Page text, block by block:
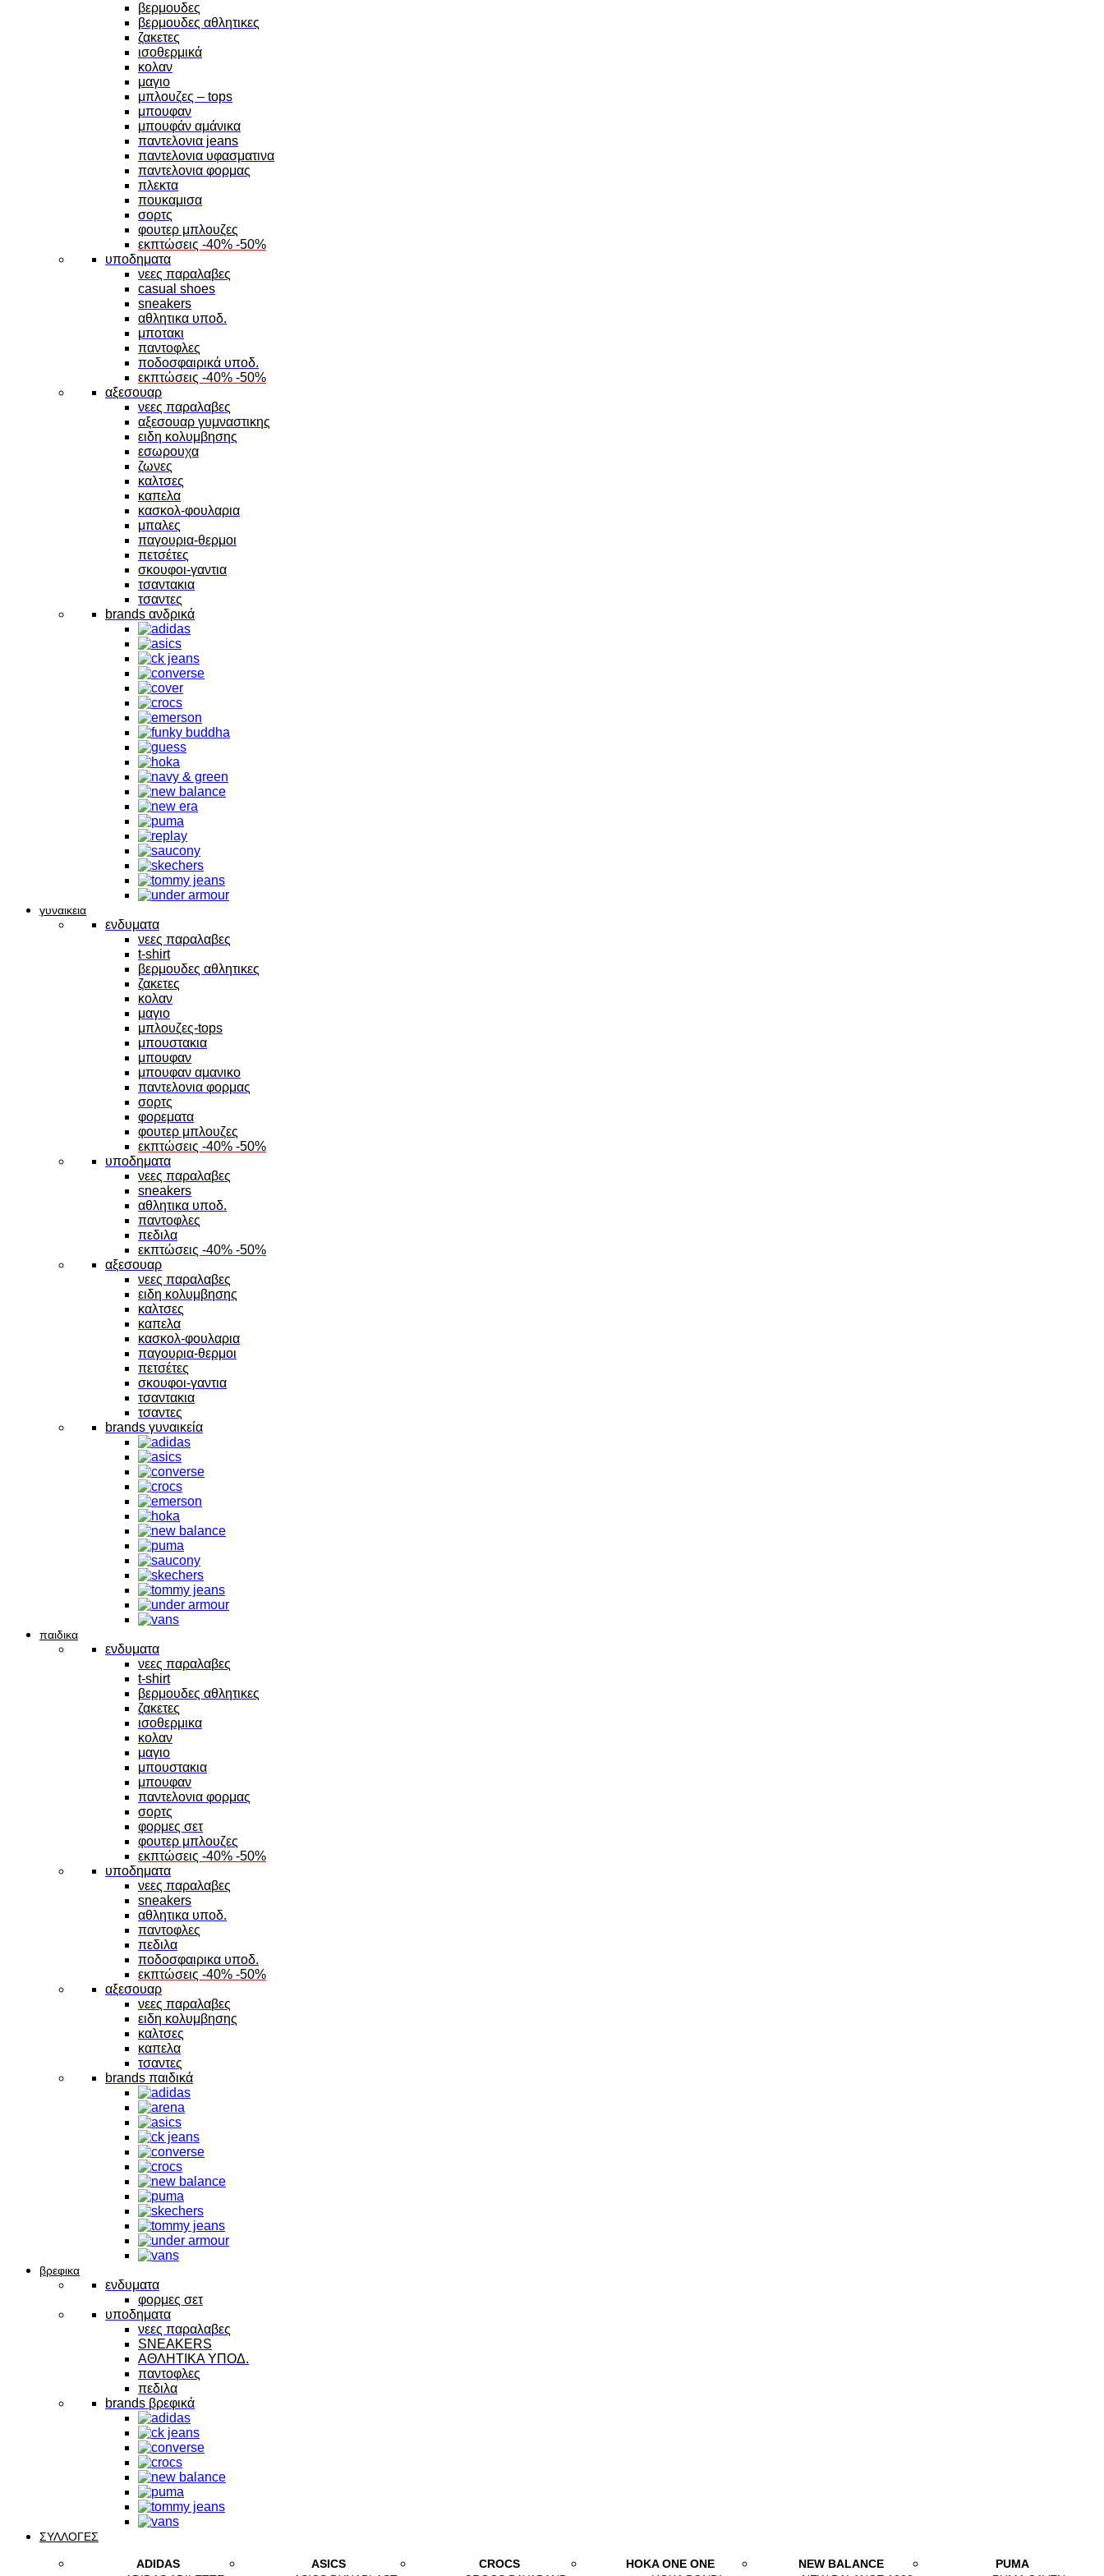
βερμουδες
βερμουδες αθλητικες
ζακετες
ισοθερμικά
κολαν
μαγιο
μπλουζες – tops
μπουφαν
μπουφάν αμάνικα
παντελονια jeans
παντελονια υφασματινα
παντελονια φορμας
πλεκτα
πουκαμισα
σορτς
φουτερ μπλουζες
εκπτώσεις -40% -50%
υποδηματα
νεες παραλαβες
casual shoes
sneakers
αθλητικα υποδ.
μποτακι
παντοφλες
ποδοσφαιρικά υποδ.
εκπτώσεις -40% -50%
αξεσουαρ
νεες παραλαβες
αξεσουαρ γυμναστικης
ειδη κολυμβησης
εσωρουχα
ζωνες
καλτσες
καπελα
κασκολ-φουλαρια
μπαλες
παγουρια-θερμοι
πετσέτες
σκουφοι-γαντια
τσαντακια
τσαντες
brands ανδρικά
γυναικεια
ενδυματα
νεες παραλαβες
t-shirt
βερμουδες αθλητικες
ζακετες
κολαν
μαγιο
μπλουζες-tops
μπουστακια
μπουφαν
μπουφαν αμανικο
παντελονια φορμας
σορτς
φορεματα
φουτερ μπλουζες
εκπτώσεις -40% -50%
υποδηματα
νεες παραλαβες
sneakers
αθλητικα υποδ.
παντοφλες
πεδιλα
εκπτώσεις -40% -50%
αξεσουαρ
νεες παραλαβες
ειδη κολυμβησης
καλτσες
καπελα
κασκολ-φουλαρια
παγουρια-θερμοι
πετσέτες
σκουφοι-γαντια
τσαντακια
τσαντες
brands γυναικεία
παιδικα
ενδυματα
νεες παραλαβες
t-shirt
βερμουδες αθλητικες
ζακετες
ισοθερμικα
κολαν
μαγιο
μπουστακια
μπουφαν
παντελονια φορμας
σορτς
φορμες σετ
φουτερ μπλουζες
εκπτώσεις -40% -50%
υποδηματα
νεες παραλαβες
sneakers
αθλητικα υποδ.
παντοφλες
πεδιλα
ποδοσφαιρικα υποδ.
εκπτώσεις -40% -50%
αξεσουαρ
νεες παραλαβες
ειδη κολυμβησης
καλτσες
καπελα
τσαντες
brands παιδικά
βρεφικα
ενδυματα
φορμες σετ
υποδηματα
νεες παραλαβες
SNEAKERS
ΑΘΛΗΤΙΚΑ ΥΠΟΔ.
παντοφλες
πεδιλα
brands βρεφικά
ΣΥΛΛΟΓΕΣ
ADIDAS
ASICS
CROCS
HOKA ONE ONE
NEW BALANCE
PUMA